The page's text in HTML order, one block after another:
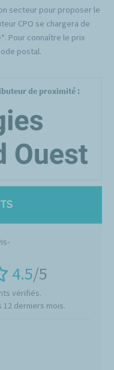
secteur pour proposer le
CPO se chargera de
Pour connaître le prix
postal.
de proximité :
4.5/5
vérifiés.
12 derniers mois.